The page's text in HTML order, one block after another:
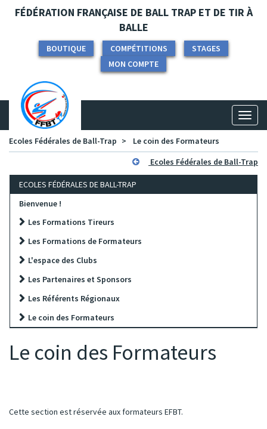
Panneau de gestion des cookies
FÉDÉRATION FRANÇAISE DE BALL TRAP ET DE TIR À
BALLE
BOUTIQUE COMPÉTITIONS
STAGES
MON COMPTE
Ecoles Fédérales de Ball-Trap
Le coin des Formateurs
Ecoles Fédérales de Ball-Trap
ECOLES FÉDÉRALES DE BALL-TRAP
Bienvenue !
Les Formations Tireurs
Les Formations de Formateurs
L'espace des Clubs
Les Partenaires et Sponsors
Les Référents Régionaux
Le coin des Formateurs
Le coin des Formateurs
Cette section est réservée aux formateurs EFBT.